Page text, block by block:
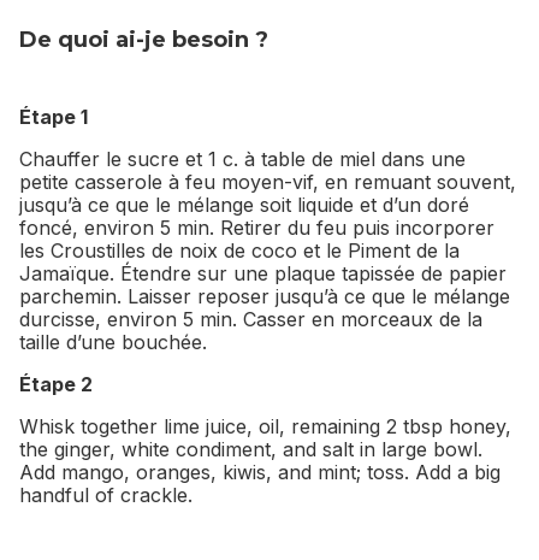
De quoi ai-je besoin ?
Étape 1
Chauffer le sucre et 1 c. à table de miel dans une
petite casserole à feu moyen-vif, en remuant souvent,
jusqu’à ce que le mélange soit liquide et d’un doré
foncé, environ 5 min. Retirer du feu puis incorporer
les Croustilles de noix de coco et le Piment de la
Jamaïque. Étendre sur une plaque tapissée de papier
parchemin. Laisser reposer jusqu’à ce que le mélange
durcisse, environ 5 min. Casser en morceaux de la
taille d’une bouchée.
Étape 2
Whisk together lime juice, oil, remaining 2 tbsp honey,
the ginger, white condiment, and salt in large bowl.
Add mango, oranges, kiwis, and mint; toss. Add a big
handful of crackle.